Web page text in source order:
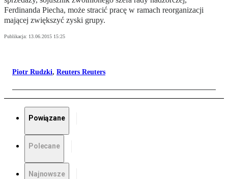
Ferdinanda Piecha, może stracić pracę w ramach reorganizacji
mającej zwiększyć zyski grupy.
Publikacja: 13.06.2015 15:25
Piotr Rudzki, Reuters Reuters
Powiązane
Polecane
Najnowsze